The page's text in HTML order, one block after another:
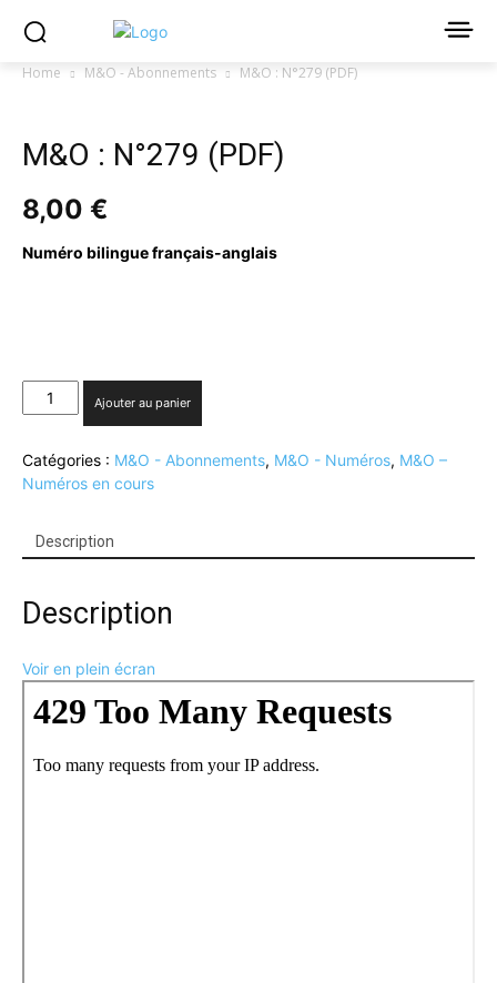
Home M&O - Abonnements M&O : N°279 (PDF)
M&O : N°279 (PDF)
8,00 €
Numéro bilingue français-anglais
quantité
de
:
N°279
Ajouter au panier
Catégories : M&O - Abonnements, M&O - Numéros, M&O –
Numéros en cours
Description
Description
Voir en plein écran
au
PDF